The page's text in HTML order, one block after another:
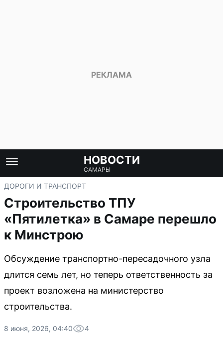
НОВОСТИ
САМАРЫ
ДОРОГИ И ТРАНСПОРТ
Строительство ТПУ
«Пятилетка» в Самаре перешло
к Минстрою
Обсуждение транспортно-пересадочного узла
длится семь лет, но теперь ответственность за
проект возложена на министерство
строительства.
8 июня, 2026, 04:40 4